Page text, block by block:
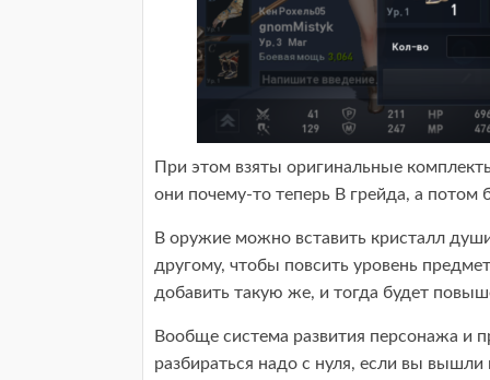
При этом взяты оригинальные
они почему-то теперь B грейда, а
В оружие можно вставить кристалл
другому, чтобы повсить уровень
добавить такую же, и тогда будет
Вообще система развития персонажа и
разбираться надо с нуля, если вы